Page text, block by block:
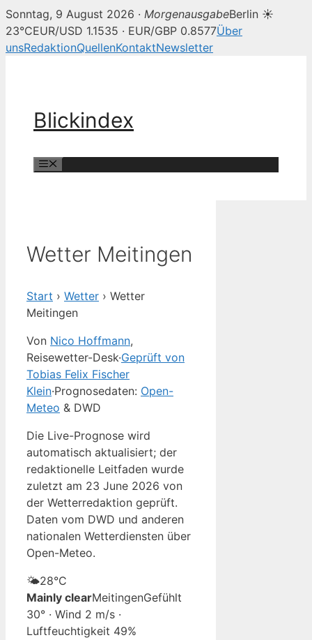
Sonntag, 9 August 2026 · MorgenausgabeBerlin ☀
23°CEUR/USD 1.1535 · EUR/GBP 0.8577Über
unsRedaktionQuellenKontaktNewsletter
Blickindex
Wetter Meitingen
Start › Wetter › Wetter
Meitingen
Von Nico Hoffmann,
Reisewetter-Desk·Geprüft von
Tobias Felix Fischer
Klein·Prognosedaten: Open-
Meteo & DWD
Die Live-Prognose wird
automatisch aktualisiert; der
redaktionelle Leitfaden wurde
zuletzt am 23 June 2026 von
der Wetterredaktion geprüft.
Daten vom DWD und anderen
nationalen Wetterdiensten über
Open-Meteo.
🌤️28°C
Mainly clearMeitingenGefühlt
30° · Wind 2 m/s ·
Luftfeuchtigkeit 49%